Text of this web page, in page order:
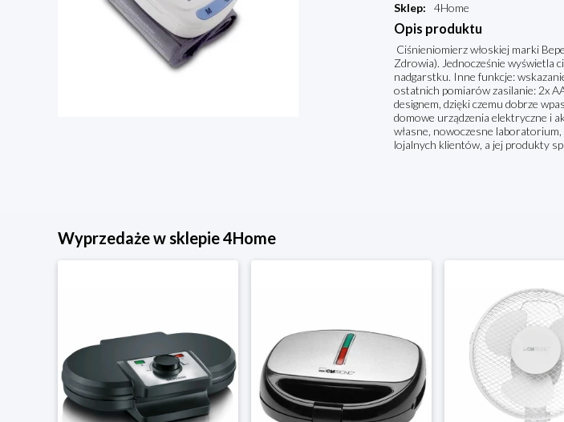
Sklep: 4Home
Opis produktu
Ciśnieniomierz włoskiej marki
Zdrowia). Jednocześnie wyświetla
nadgarstku. Inne funkcje:
ostatnich pomiarów zasilanie: 2x
designem, dzięki czemu dobrze
domowe urządzenia elektryczne i
własne, nowoczesne
lojalnych klientów, a jej produkty
Wyprzedaże w sklepie 4Home